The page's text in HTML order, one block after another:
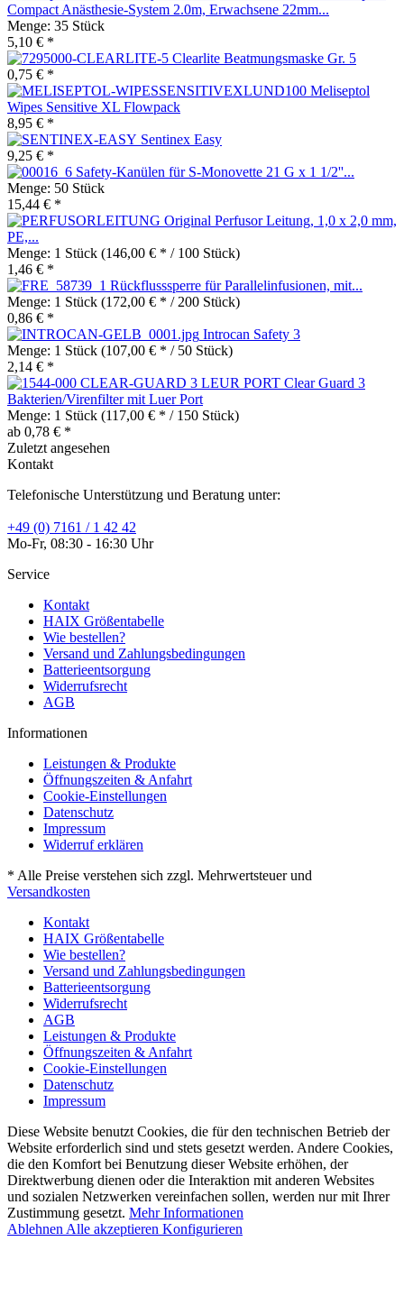
Compact Anästhesie-System 2.0m, Erwachsene 22mm...
Menge: 35 Stück
5,10 € *
Clearlite Beatmungsmaske Gr. 5
0,75 € *
Meliseptol
Wipes Sensitive XL Flowpack
8,95 € *
Sentinex Easy
9,25 € *
Safety-Kanülen für S-Monovette 21 G x 1 1/2''...
Menge: 50 Stück
15,44 € *
Original Perfusor Leitung, 1,0 x 2,0 mm,
PE,...
Menge: 1 Stück (146,00 € * / 100 Stück)
1,46 € *
Rückflusssperre für Parallelinfusionen, mit...
Menge: 1 Stück (172,00 € * / 200 Stück)
0,86 € *
Introcan Safety 3
Menge: 1 Stück (107,00 € * / 50 Stück)
2,14 € *
Clear Guard 3
Bakterien/Virenfilter mit Luer Port
Menge: 1 Stück (117,00 € * / 150 Stück)
ab 0,78 € *
Zuletzt angesehen
Kontakt
Telefonische Unterstützung und Beratung unter:
+49 (0) 7161 / 1 42 42
Mo-Fr, 08:30 - 16:30 Uhr
Service
Kontakt
HAIX Größentabelle
Wie bestellen?
Versand und Zahlungsbedingungen
Batterieentsorgung
Widerrufsrecht
AGB
Informationen
Leistungen & Produkte
Öffnungszeiten & Anfahrt
Cookie-Einstellungen
Datenschutz
Impressum
Widerruf erklären
* Alle Preise verstehen sich zzgl. Mehrwertsteuer und
Versandkosten
Kontakt
HAIX Größentabelle
Wie bestellen?
Versand und Zahlungsbedingungen
Batterieentsorgung
Widerrufsrecht
AGB
Leistungen & Produkte
Öffnungszeiten & Anfahrt
Cookie-Einstellungen
Datenschutz
Impressum
Diese Website benutzt Cookies, die für den technischen Betrieb der
Website erforderlich sind und stets gesetzt werden. Andere Cookies,
die den Komfort bei Benutzung dieser Website erhöhen, der
Direktwerbung dienen oder die Interaktion mit anderen Websites
und sozialen Netzwerken vereinfachen sollen, werden nur mit Ihrer
Zustimmung gesetzt. Mehr Informationen
Ablehnen Alle akzeptieren Konfigurieren